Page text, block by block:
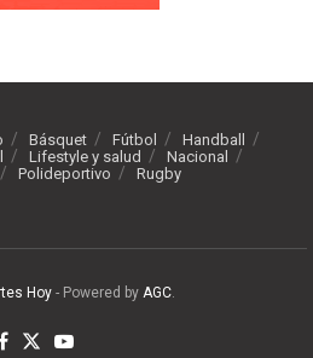
Básquet Fútbol
Handball
Lifestyle y salud
Nacional
Polideportivo Rugby
Hoy - Powered by AGC.